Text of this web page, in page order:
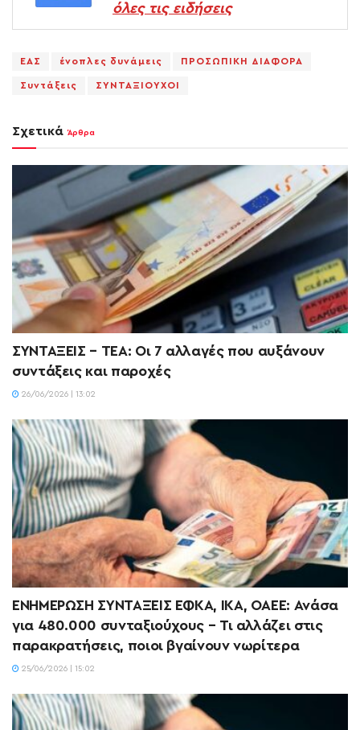
όλες τις ειδήσεις
ΕΑΣ ένοπλες δυνάμεις ΠΡΟΣΩΠΙΚΗ ΔΙΑΦΟΡΑ
Συντάξεις ΣΥΝΤΑΞΙΟΥΧΟΙ
Σχετικά Άρθρα
ΣΥΝΤΑΞΕΙΣ – ΤΕΑ: Οι 7 αλλαγές που αυξάνουν
συντάξεις και παροχές
26/06/2026 | 13:02
ΕΝΗΜΕΡΩΣΗ ΣΥΝΤΑΞΕΙΣ ΕΦΚΑ, ΙΚΑ, ΟΑΕΕ: Ανάσα
για 480.000 συνταξιούχους – Τι αλλάζει στις
παρακρατήσεις, ποιοι βγαίνουν νωρίτερα
25/06/2026 | 15:02